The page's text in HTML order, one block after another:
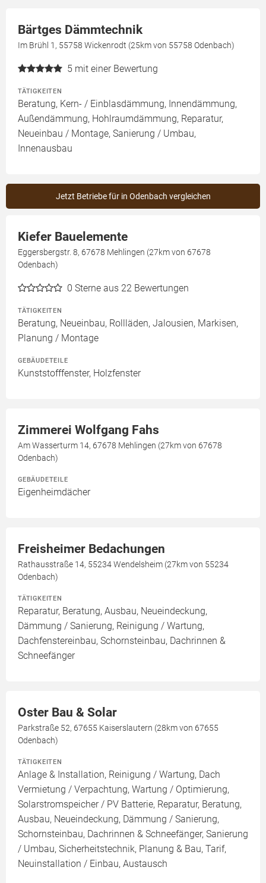
Bärtges Dämmtechnik
Im Brühl 1, 55758 Wickenrodt (25km von 55758 Odenbach)
5 mit einer Bewertung
TÄTIGKEITEN
Beratung, Kern- / Einblasdämmung, Innendämmung,
Außendämmung, Hohlraumdämmung, Reparatur,
Neueinbau / Montage, Sanierung / Umbau,
Innenausbau
Jetzt Betriebe für in Odenbach vergleichen
Kiefer Bauelemente
Eggersbergstr. 8, 67678 Mehlingen (27km von 67678
Odenbach)
0 Sterne aus 22 Bewertungen
TÄTIGKEITEN
Beratung, Neueinbau, Rollläden, Jalousien, Markisen,
Planung / Montage
GEBÄUDETEILE
Kunststofffenster, Holzfenster
Zimmerei Wolfgang Fahs
Am Wasserturm 14, 67678 Mehlingen (27km von 67678
Odenbach)
GEBÄUDETEILE
Eigenheimdächer
Freisheimer Bedachungen
Rathausstraße 14, 55234 Wendelsheim (27km von 55234
Odenbach)
TÄTIGKEITEN
Reparatur, Beratung, Ausbau, Neueindeckung,
Dämmung / Sanierung, Reinigung / Wartung,
Dachfenstereinbau, Schornsteinbau, Dachrinnen &
Schneefänger
Oster Bau & Solar
Parkstraße 52, 67655 Kaiserslautern (28km von 67655
Odenbach)
TÄTIGKEITEN
Anlage & Installation, Reinigung / Wartung, Dach
Vermietung / Verpachtung, Wartung / Optimierung,
Solarstromspeicher / PV Batterie, Reparatur, Beratung,
Ausbau, Neueindeckung, Dämmung / Sanierung,
Schornsteinbau, Dachrinnen & Schneefänger, Sanierung
/ Umbau, Sicherheitstechnik, Planung & Bau, Tarif,
Neuinstallation / Einbau, Austausch